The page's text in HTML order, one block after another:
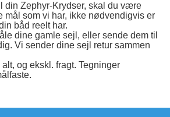
din Zephyr-Krydser, skal du være
mål som vi har, ikke nødvendigvis er
båd reelt har.
dine gamle sejl, eller sende dem til
Vi sender dine sejl retur sammen
og ekskl. fragt. Tegninger